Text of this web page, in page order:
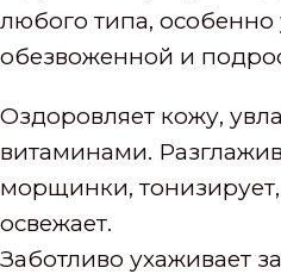
любого типа,
обезвоженной и
Оздоровляет кожу,
витаминами.
морщинки, тонизирует,
освежает.
Заботливо ухаживает